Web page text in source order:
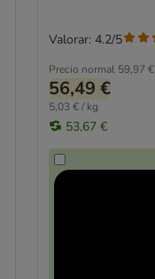
Precio normal 59,97 €
56,49 €
5,03 € / kg
53,67 €
Valorar: 4.2/5